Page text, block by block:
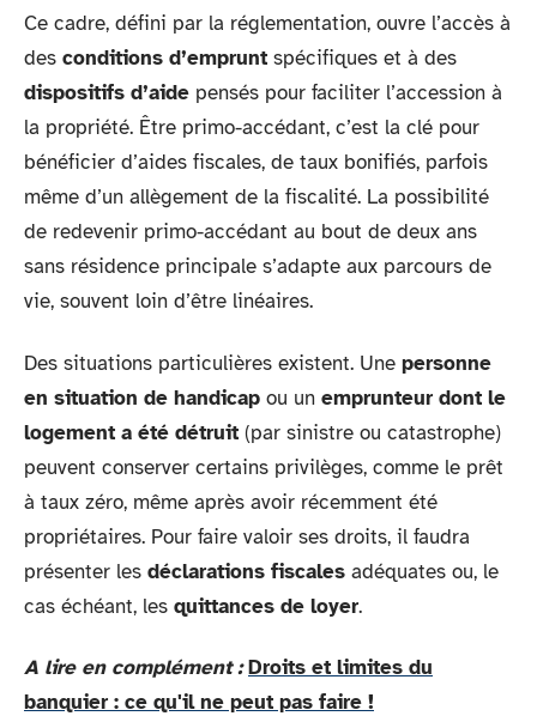
Ce cadre, défini par la réglementation, ouvre l’accès à
des conditions d’emprunt spécifiques et à des
dispositifs d’aide pensés pour faciliter l’accession à
la propriété. Être primo-accédant, c’est la clé pour
bénéficier d’aides fiscales, de taux bonifiés, parfois
même d’un allègement de la fiscalité. La possibilité
de redevenir primo-accédant au bout de deux ans
sans résidence principale s’adapte aux parcours de
vie, souvent loin d’être linéaires.
Des situations particulières existent. Une personne
en situation de handicap ou un emprunteur dont le
logement a été détruit (par sinistre ou catastrophe)
peuvent conserver certains privilèges, comme le prêt
à taux zéro, même après avoir récemment été
propriétaires. Pour faire valoir ses droits, il faudra
présenter les déclarations fiscales adéquates ou, le
cas échéant, les quittances de loyer.
A lire en complément : Droits et limites du
banquier : ce qu'il ne peut pas faire !